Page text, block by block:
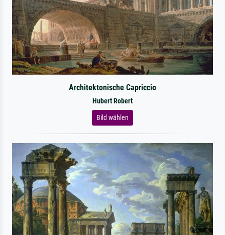
Architektonische Capriccio
Hubert Robert
Bild wählen